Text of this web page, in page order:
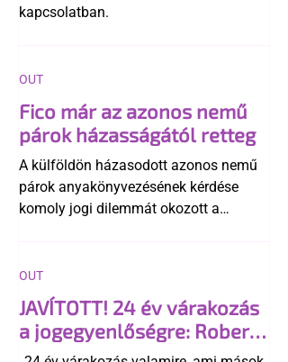
kapcsolatban.
Fico már az azonos nemű
párok házasságától retteg
A külföldön házasodott azonos nemű
párok anyakönyvezésének kérdése
komoly jogi dilemmát okozott a
egyértelműen tiltja a házasságuk
elismerését. Közben az ellenzéken belül
is vita robbant ki arról, hogy vissza
kellene-e vonni a kormány konzervatív
OUT
JAVÍTOTT! 24 év várakozás
a jogegyenlőségre: Robert
Biedroń megindító üzenete
OUT